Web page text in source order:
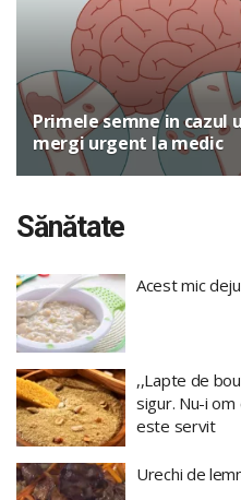
Primele semne in cazul
mergi urgent la medic
Sănătate
Acest mic
,,Lapte de
sigur. Nu-i om
este servit
Urechi de